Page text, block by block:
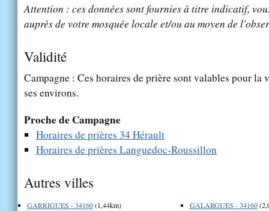
Attention : ces données sont fournies à titre indicatif,
auprès de votre mosquée locale et/ou au moyen de
Validité
Campagne : Ces horaires de prière sont valables pour la
ses environs.
Proche de Campagne
Horaires de prières 34 Hérault
Horaires de prières Languedoc-Roussillon
Autres villes
GARRIGUES - 34160(1,44km)
GALARGUES - 34160